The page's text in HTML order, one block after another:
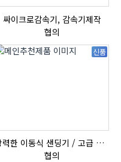
싸이크로감속기, 감속기제작
협의
신품
강력한 이동식 샌딩기 / 고급 이태리 IBIX샌드블라스터
협의